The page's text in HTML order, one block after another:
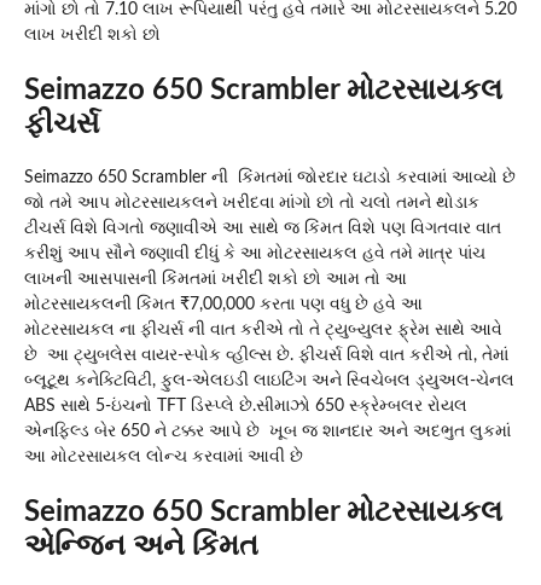
માંગો છો તો 7.10 લાખ રૂપિયાથી પરંતુ હવે તમારે આ મોટરસાયકલને 5.20
લાખ ખરીદી શકો છો
Seimazzo 650 Scrambler મોટરસાયકલ
ફીચર્સ
Seimazzo 650 Scrambler ની કિંમતમાં જોરદાર ઘટાડો કરવામાં આવ્યો છે
જો તમે આપ મોટરસાયકલને ખરીદવા માંગો છો તો ચલો તમને થોડાક
ટીચર્સ વિશે વિગતો જણાવીએ આ સાથે જ કિંમત વિશે પણ વિગતવાર વાત
કરીશું આપ સૌને જણાવી દીધું કે આ મોટરસાયકલ હવે તમે માત્ર પાંચ
લાખની આસપાસની કિંમતમાં ખરીદી શકો છો આમ તો આ
મોટરસાયકલની કિંમત ₹7,00,000 કરતા પણ વધુ છે હવે આ
મોટરસાયકલ ના ફીચર્સ ની વાત કરીએ તો તે ટ્યુબ્યુલર ફ્રેમ સાથે આવે
છે આ ટ્યુબલેસ વાયર-સ્પોક વ્હીલ્સ છે. ફીચર્સ વિશે વાત કરીએ તો, તેમાં
બ્લૂટૂથ કનેક્ટિવિટી, ફુલ-એલઇડી લાઇટિંગ અને સ્વિચેબલ ડ્યુઅલ-ચેનલ
ABS સાથે 5-ઇંચનો TFT ડિસ્પ્લે છે.સીમાઝો 650 સ્ક્રેમ્બલર રોયલ
એનફિલ્ડ બેર 650 ને ટક્કર આપે છે ખૂબ જ શાનદાર અને અદભુત લુકમાં
આ મોટરસાયકલ લોન્ચ કરવામાં આવી છે
Seimazzo 650 Scrambler મોટરસાયકલ
એન્જિન અને કિંમત